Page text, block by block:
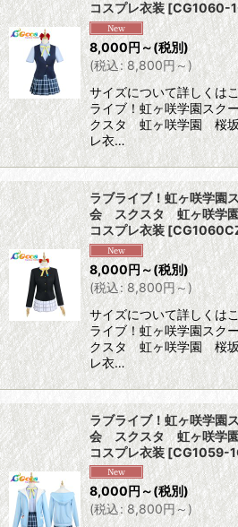
コスプレ衣装[CG1060-
8,000円～(税別)
(税込: 8,800円～)
サイズについて詳しく
ライブ！虹ヶ咲学園スク
クスタ 虹ヶ咲学園 桜
レ衣…
ラブライブ！虹ヶ咲学園
会 スクスタ 虹ヶ咲
コスプレ衣装 [
8,000円～(税別)
(税込: 8,800円～)
サイズについて詳しく
ライブ！虹ヶ咲学園スク
クスタ 虹ヶ咲学園 桜
レ衣…
ラブライブ！虹ヶ咲学園
会 スクスタ 虹ヶ咲
コスプレ衣装 [CG1059-
8,000 円～(税別)
(税込: 8,800円～)